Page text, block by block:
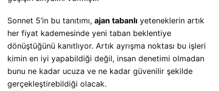
Sonnet 5’in bu tanıtımı, ajan tabanlı yeteneklerin artık
her fiyat kademesinde yeni taban beklentiye
dönüştüğünü kanıtlıyor. Artık ayrışma noktası bu işleri
kimin en iyi yapabildiği değil, insan denetimi olmadan
bunu ne kadar ucuza ve ne kadar güvenilir şekilde
gerçekleştirebildiği olacak.